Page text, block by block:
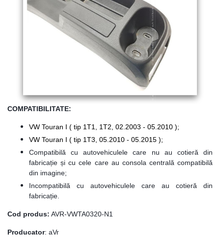
COMPATIBILITATE:
VW Touran I ( tip 1T1, 1T2, 02.2003 - 05.2010 );
VW Touran I ( tip 1T3, 05.2010 - 05.2015 );
Compatibilă cu autovehiculele care nu au cotieră din
fabricație și cu cele care au consola centrală compatibilă
din imagine;
Incompatibilă cu autovehiculele care au cotieră din
fabricație.
Cod produs: AVR-VWTA0320-N1
Producator: aVr